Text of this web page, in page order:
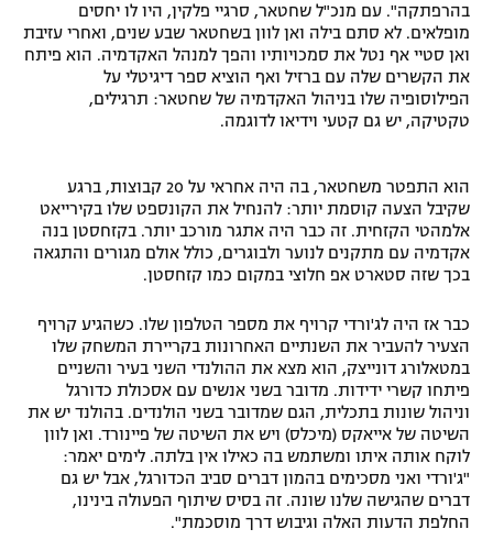
בהרפתקה". עם מנכ"ל שחטאר, סרגיי פלקין, היו לו יחסים
מופלאים. לא סתם בילה ואן לוון בשחטאר שבע שנים, ואחרי עזיבת
ואן סטיי אף נטל את סמכויותיו והפך למנהל האקדמיה. הוא פיתח
את הקשרים שלה עם ברזיל ואף הוציא ספר דיגיטלי על
הפילוסופיה שלו בניהול האקדמיה של שחטאר: תרגילים,
טקטיקה, יש גם קטעי וידיאו לדוגמה.
הוא התפטר משחטאר, בה היה אחראי על 20 קבוצות, ברגע
שקיבל הצעה קוסמת יותר: להנחיל את הקונספט שלו בקירייאט
אלמהטי הקזחית. זה כבר היה אתגר מורכב יותר. בקזחסטן בנה
אקדמיה עם מתקנים לנוער ולבוגרים, כולל אולם מגורים והתגאה
בכך שזה סטארט אפ חלוצי במקום כמו קזחסטן.
כבר אז היה לג'ורדי קרויף את מספר הטלפון שלו. כשהגיע קרויף
הצעיר להעביר את השנתיים האחרונות בקריירת המשחק שלו
במטאלורג דונייצק, הוא מצא את ההולנדי השני בעיר והשניים
פיתחו קשרי ידידות. מדובר בשני אנשים עם אסכולת כדורגל
וניהול שונות בתכלית, הגם שמדובר בשני הולנדים. בהולנד יש את
השיטה של אייאקס (מיכלס) ויש את השיטה של פיינורד. ואן לוון
לוקח אותה איתו ומשתמש בה כאילו אין בלתה. לימים יאמר:
"ג'ורדי ואני מסכימים בהמון דברים סביב הכדורגל, אבל יש גם
דברים שהגישה שלנו שונה. זה בסיס שיתוף הפעולה בינינו,
החלפת הדעות האלה וגיבוש דרך מוסכמת".